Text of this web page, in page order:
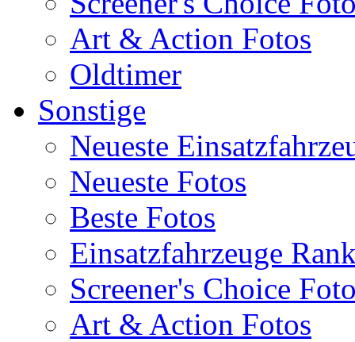
Art & Action Fotos
Oldtimer
Sonstige
Neueste
Neueste Fotos
Beste Fotos
Einsatzfahrzeuge
Screener's Choice
Art & Action Fotos